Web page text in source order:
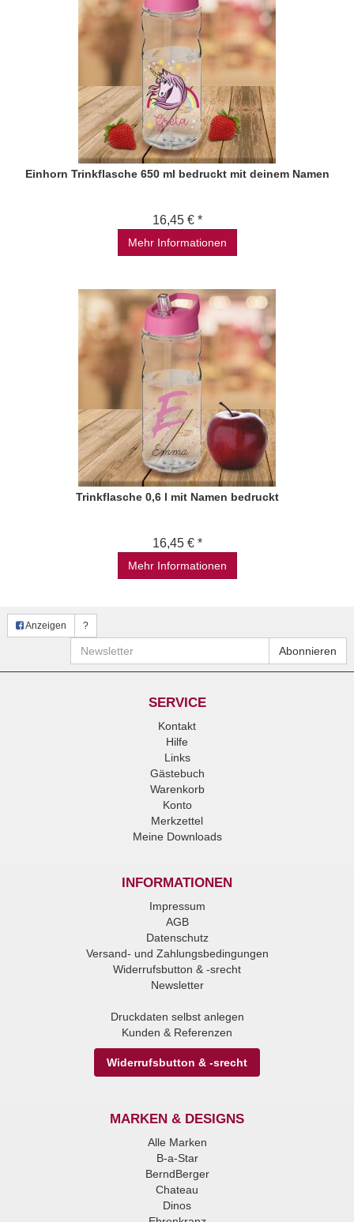
Einhorn Trinkflasche 650 ml bedruckt mit deinem Namen
16,45 € *
Mehr Informationen
Trinkflasche 0,6 l mit Namen bedruckt
16,45 € *
Mehr Informationen
Anzeigen ?
Newsletter Abonnieren
SERVICE
Kontakt
Hilfe
Links
Gästebuch
Warenkorb
Konto
Merkzettel
Meine Downloads
INFORMATIONEN
Impressum
AGB
Datenschutz
Versand- und Zahlungsbedingungen
Widerrufsbutton & -srecht
Newsletter
Druckdaten selbst anlegen
Kunden & Referenzen
Widerrufsbutton & -srecht
MARKEN & DESIGNS
Alle Marken
B-a-Star
BerndBerger
Chateau
Dinos